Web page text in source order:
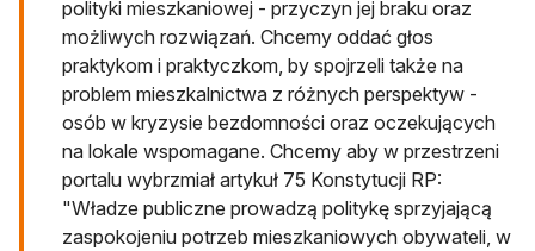
polityki mieszkaniowej - przyczyn jej braku oraz
możliwych rozwiązań. Chcemy oddać głos
praktykom i praktyczkom, by spojrzeli także na
problem mieszkalnictwa z różnych perspektyw -
osób w kryzysie bezdomności oraz oczekujących
na lokale wspomagane. Chcemy aby w przestrzeni
portalu wybrzmiał artykuł 75 Konstytucji RP:
"Władze publiczne prowadzą politykę sprzyjającą
zaspokojeniu potrzeb mieszkaniowych obywateli, w